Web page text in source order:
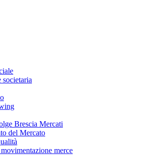
societaria
Brescia Mercati
del Mercato
merce